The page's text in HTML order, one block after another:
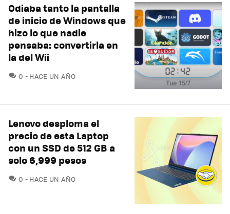
Odiaba tanto la pantalla
de inicio de Windows que
hizo lo que nadie
pensaba: convertirla en
la del Wii
0 COMENTARIOS
HACE UN AÑO
Lenovo desploma el
precio de esta Laptop
con un SSD de 512 GB a
solo 6,999 pesos
0 COMENTARIOS
HACE UN AÑO